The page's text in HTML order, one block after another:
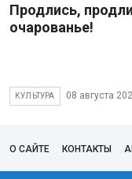
Продлись,
очарованье!
КУЛЬТУРА 08 августа
О САЙТЕ КОНТАКТЫ